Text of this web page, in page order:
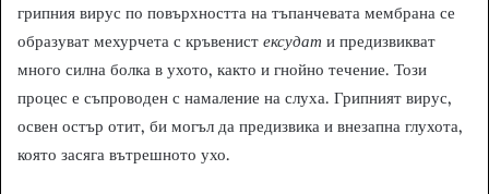
грипния вирус по повърхността на тъпанчевата мембрана се
образуват мехурчета с кръвенист ексудат и предизвикват
много силна болка в ухото, както и гнойно течение. Този
процес е съпроводен с намаление на слуха. Грипният вирус,
освен остър отит, би могъл да предизвика и внезапна глухота,
която засяга вътрешното ухо.